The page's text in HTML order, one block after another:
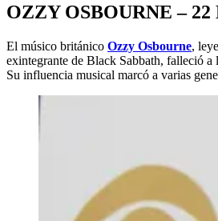
OZZY OSBOURNE –
El músico británico Ozzy Osbourne,
exintegrante de Black Sabbath, falleció a
Su influencia musical marcó a varias